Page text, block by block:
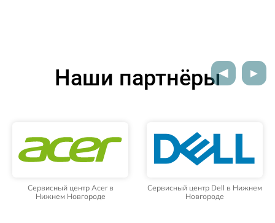
Наши партнёры
Сервисный центр Acer в
Нижнем Новгороде
Сервисный центр Dell в Нижнем
Новгороде